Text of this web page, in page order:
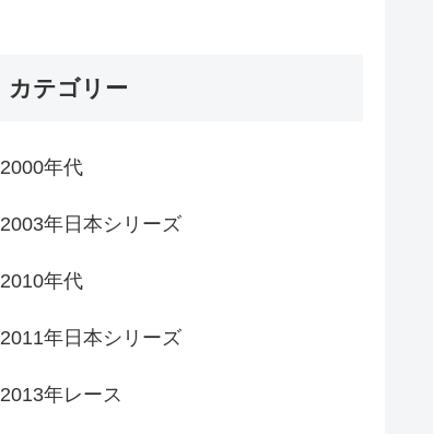
カテゴリー
2000年代
2003年日本シリーズ
2010年代
2011年日本シリーズ
2013年レース